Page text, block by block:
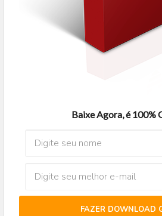
Baixe Agora, é 100%
FAZER DOWNLOAD